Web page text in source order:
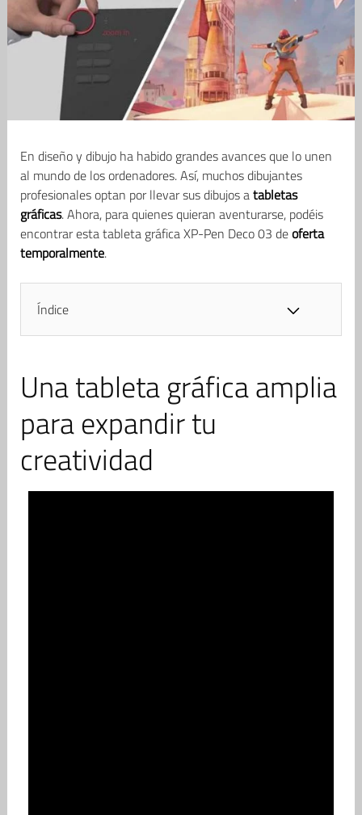
En diseño y dibujo ha habido grandes avances que lo unen
al mundo de los ordenadores. Así, muchos dibujantes
profesionales optan por llevar sus dibujos atabletas
gráficas. Ahora, para quienes quieran aventurarse, podéis
encontrar esta tableta gráfica XP-Pen Deco 03 deoferta
temporalmente.
Índice
Una tableta gráfica amplia
para expandir tu
creatividad